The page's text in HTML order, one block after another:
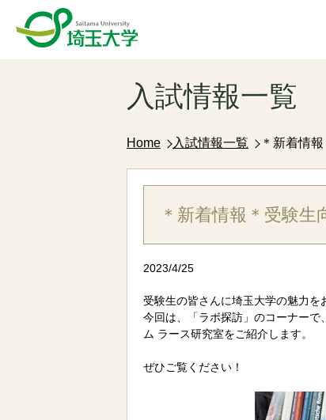
入試情報一覧
Home 入試情報一覧 ＊新着情
＊新着情報＊受験
2023/4/25
受験生の皆さんに埼玉大学の魅力を
今回は、「ラボ探訪」のコーナー
ム ラース研究室をご紹介します。
ぜひご覧ください！